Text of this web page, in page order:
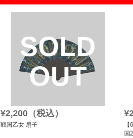
SOLD
OUT
¥2,200（税込）
戦国乙女 扇子
国